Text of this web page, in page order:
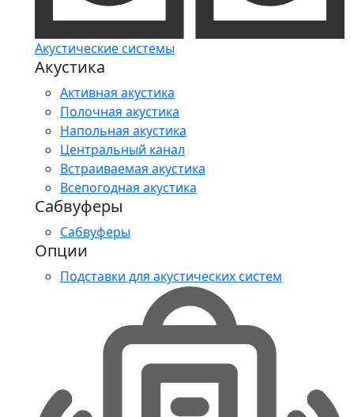
Акустические системы
Акустика
Активная акустика
Полочная акустика
Напольная акустика
Центральный канал
Встраиваемая акустика
Всепогодная акустика
Сабвуферы
Сабвуферы
Опции
Подставки для акустических систем